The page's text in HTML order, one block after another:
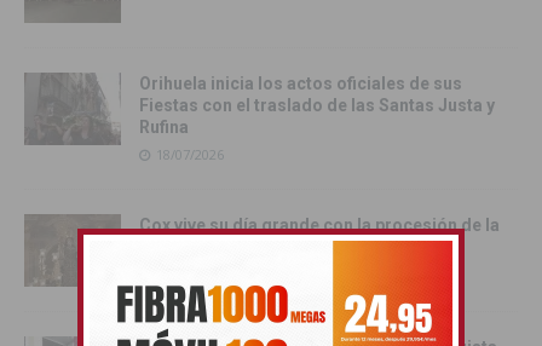
Orihuela inicia los actos oficiales de sus
Fiestas con el traslado de las Santas Justa y
Rufina
18/07/2026
Cox vive su día grande con la procesión de la